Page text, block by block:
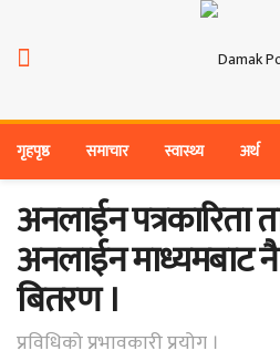
गृहपृष्ठ समाचार स्वास्थ्य अर्थ
अनलाईन पत्रकारिता
अनलाईन माध्यमबाट नै
बितरण ।
प्रविधिको प्रभावकारी प्रयोग ।